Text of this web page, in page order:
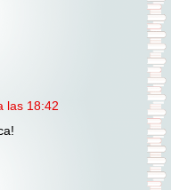
las 18:42